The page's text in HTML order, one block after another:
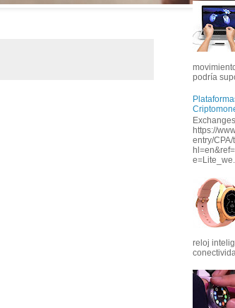
podría
https://
entry/
reloj